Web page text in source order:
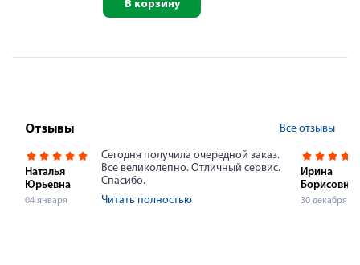
В корзину
Отзывы Все отзывы
Наталья
Юрьевна
04 января
Сегодня получила очередной заказ.
Все великолепно. Отличный сервис.
Спасибо.
Читать полностью
Ирина
Борисовна
30 декабря